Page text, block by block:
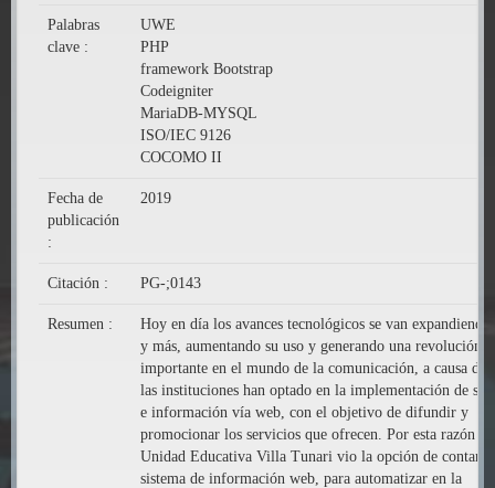
Palabras
clave :
UWE
PHP
framework Bootstrap
Codeigniter
MariaDB-MYSQL
ISO/IЕС 9126
COCOMO II
Fecha de
publicación
:
2019
Citación : PG-;0143
Resumen :
Hoy en día los avances tecnológicos se van expandiendo
y más, aumentando su uso y generando una revolución
importante en el mundo de la comunicación, a causa de
las instituciones han optado en la implementación de
e información vía web, con el objetivo de difundir y
promocionar los servicios que ofrecen. Por esta razón
Unidad Educativa Villa Tunari vio la opción de contar
sistema de información web, para automatizar en la